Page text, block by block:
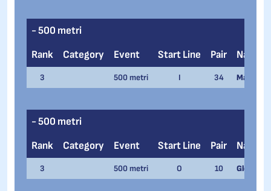
- 500 metri
Rank
Category Event Start Line Pair Name
3 500 metri I 34 Marco
- 500 metri
Rank
Category Event Start Line Pair Name
3 500 metri O 10 Gloria